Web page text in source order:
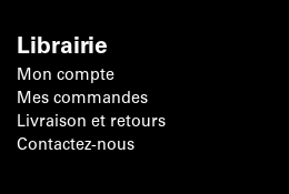
Librairie
Mon compte
Mes commandes
Livraison et retours
Contactez-nous